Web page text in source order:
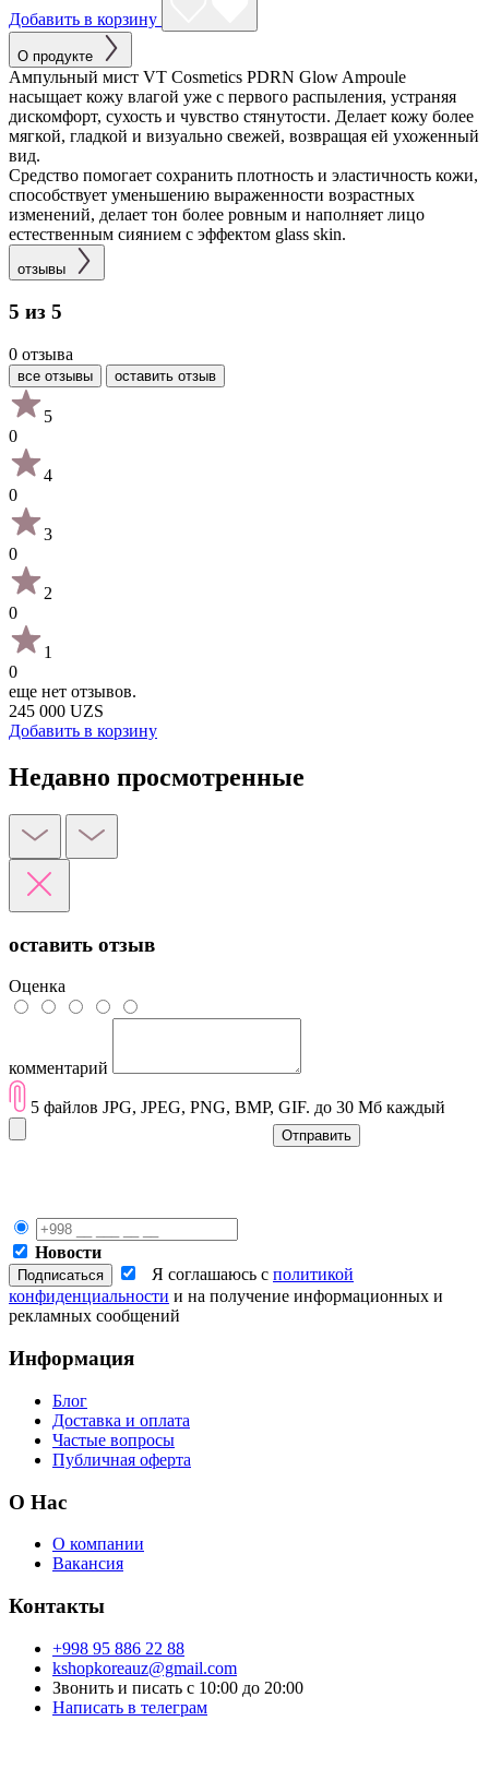
Добавить в корзину
О продукте
Ампульный мист VT Cosmetics PDRN Glow Ampoule
насыщает кожу влагой уже с первого распыления, устраняя
дискомфорт, сухость и чувство стянутости. Делает кожу более
мягкой, гладкой и визуально свежей, возвращая ей ухоженный
вид.
Средство помогает сохранить плотность и эластичность кожи,
способствует уменьшению выраженности возрастных
изменений, делает тон более ровным и наполняет лицо
естественным сиянием с эффектом glass skin.
отзывы
5 из 5
0 отзыва
все отзывы оставить отзыв
5
0
4
0
3
0
2
0
1
0
еще нет отзывов.
245 000 UZS
Добавить в корзину
Недавно просмотренные
оставить отзыв
Оценка
комментарий
5 файлов JPG, JPEG, PNG, BMP, GIF. до 30 Мб каждый
Отправить
Новости
Я соглашаюсь с политикой
конфиденциальности и на получение информационных и
рекламных сообщений
Информация
Блог
Доставка и оплата
Частые вопросы
Публичная оферта
О Нас
О компании
Вакансия
Контакты
+998 95 886 22 88
kshopkoreauz@gmail.com
Звонить и писать с 10:00 до 20:00
Написать в телеграм